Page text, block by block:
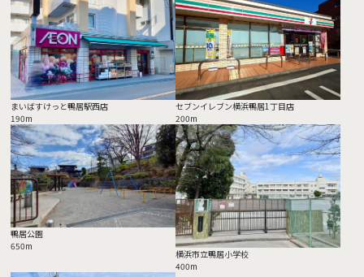
まいばすけっと鴨居駅西店
190m
セブンイレブン横浜鴨居1丁目店
200m
鴨居公園
650m
横浜市立鴨居小学校
400m